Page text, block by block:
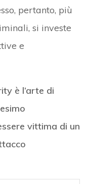
pertanto, più
si investe
e
è l’arte di
vittima di un